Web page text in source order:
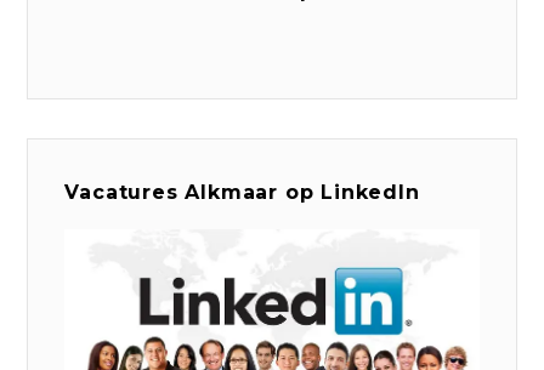
Vacatures Alkmaar op LinkedIn